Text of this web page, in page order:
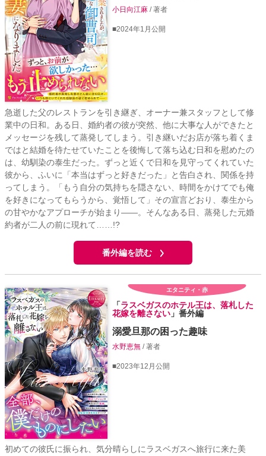
小日向江麻/ 著者
■2024年1月公開
急逝した父のレストランを引き継ぎ、オーナー兼スタッフとして修
業中の日和。ある日、婚約者の彼が突然、他に大事な人ができたと
メッセージを残して蒸発してしまう。引き継いだお店が落ち着くま
ではと結婚を待たせていたことを後悔して落ち込む日和を慰めたの
は、幼馴染の泰生だった。ずっと近くで日和を見守ってくれていた
彼から、ふいに「本当はずっと好きだった」と告白され、関係を持
ってしまう。「もう自分の気持ちを隠さない、時間をかけてでも俺
を好きになってもらうから、覚悟して」その宣言どおり、泰生から
の甘やかなアプローチが始まり――。そんなある日、蒸発した元婚
約者が二人の前に現れて……!?
番外編を読む
エタニティ・赤
「ラスベガスのホテル王は、落札した
花嫁を離さない 」番外編
溺愛旦那の困った趣味
水野恵無/ 著者
■2023年12月公開
初めての彼氏に振られ、気分晴らしにラスベガスへ旅行に来た美